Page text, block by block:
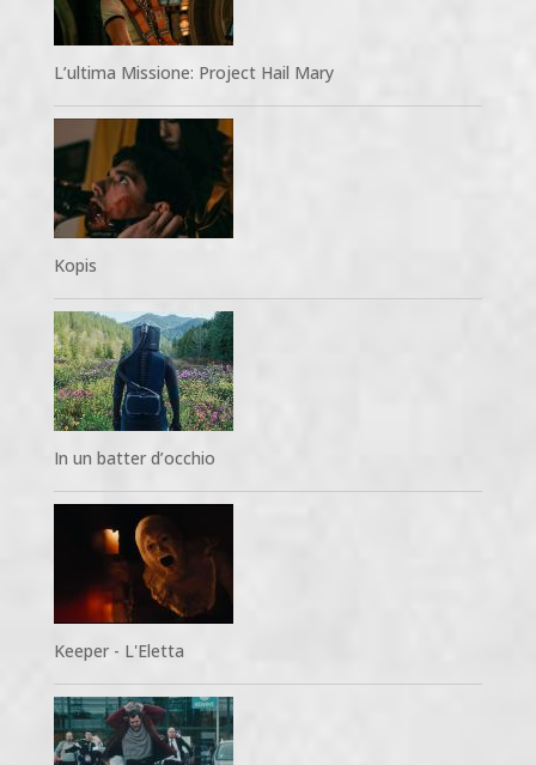
L’ultima Missione: Project Hail Mary
Kopis
In un batter d’occhio
Keeper - L'Eletta